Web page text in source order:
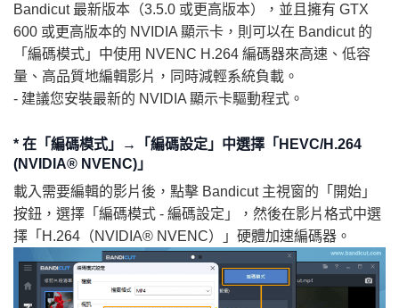
Bandicut 最新版本（3.5.0 或更高版本），並且擁有 GTX
600 或更高版本的 NVIDIA 顯示卡，則可以在 Bandicut 的
「編碼模式」中使用 NVENC H.264 編碼器來高速、低容
量、高品質地編輯影片，同時減輕系統負載。
- 建議您安裝最新的 NVIDIA 顯示卡驅動程式。
* 在「編碼模式」→「編碼設定」中選擇「HEVC/H.264
(NVIDIA® NVENC)」
載入需要編輯的影片後，點擊 Bandicut 主視窗的「開始」
按鈕，選擇「編碼模式 - 編碼設定」，然後在影片格式中選
擇「H.264（NVIDIA® NVENC）」硬體加速編碼器。